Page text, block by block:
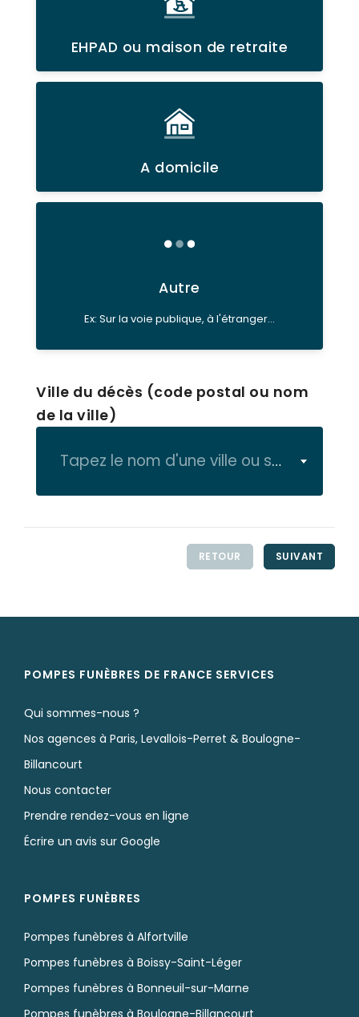
EHPAD ou maison de retraite
A domicile
Autre
Ex: Sur la voie publique, à l'étranger...
Ville du décès (code postal ou nom
de la ville)
Tapez le nom d'une ville ou son code postal
RETOUR SUIVANT
POMPES FUNÈBRES DE FRANCE SERVICES
Qui sommes-nous ?
Nos agences à Paris, Levallois-Perret & Boulogne-
Billancourt
Nous contacter
Prendre rendez-vous en ligne
Écrire un avis sur Google
POMPES FUNÈBRES
Pompes funèbres à Alfortville
Pompes funèbres à Boissy-Saint-Léger
Pompes funèbres à Bonneuil-sur-Marne
Pompes funèbres à Boulogne-Billancourt